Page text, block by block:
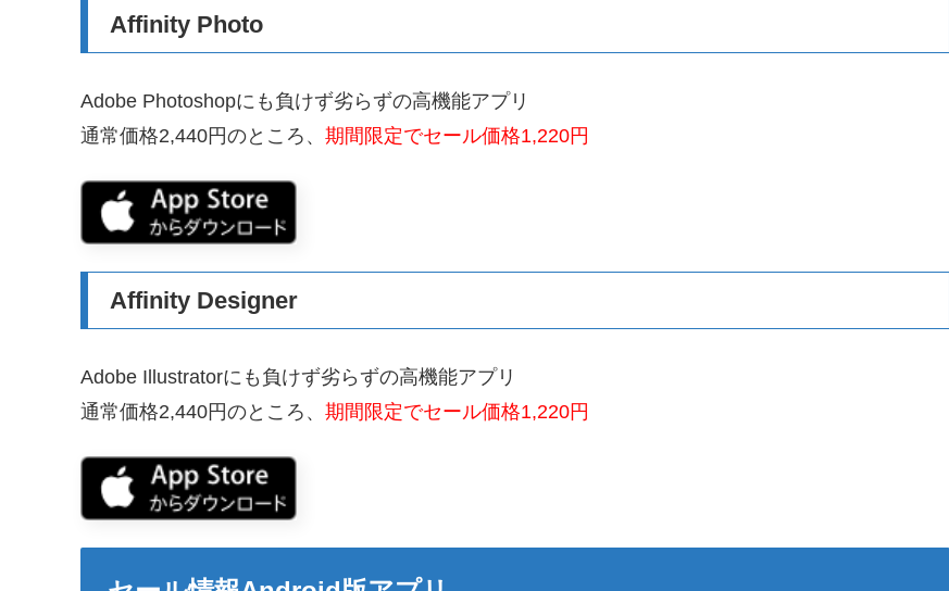
Affinity Photo
Adobe Photoshopにも負けず劣らずの高機能アプリ
通常価格2,440円のところ、 期間限定でセール価格1,220円
Affinity Designer
Adobe Illustratorにも負けず劣らずの高機能アプリ
通常価格2,440円のところ、 期間限定でセール価格1,220円